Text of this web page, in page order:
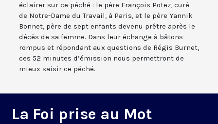
éclairer sur ce péché : le père François Potez, curé
de Notre-Dame du Travail, à Paris, et le père Yannik
Bonnet, père de sept enfants devenu prêtre après le
décès de sa femme. Dans leur échange à bâtons
rompus et répondant aux questions de Régis Burnet,
ces 52 minutes d’émission nous permettront de
mieux saisir ce péché.
La Foi prise au Mot